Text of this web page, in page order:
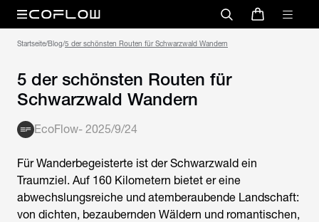
Startseite/Blog/5 der schönsten Routen für Schwarzwald Wandern
5 der schönsten Routen für
Schwarzwald Wandern
EcoFlow- 2025/9/24
Für Wanderbegeisterte ist der Schwarzwald ein
Traumziel. Auf 160 Kilometern bietet er eine
abwechslungsreiche und atemberaubende Landschaft:
von dichten, bezaubernden Wäldern und romantischen,